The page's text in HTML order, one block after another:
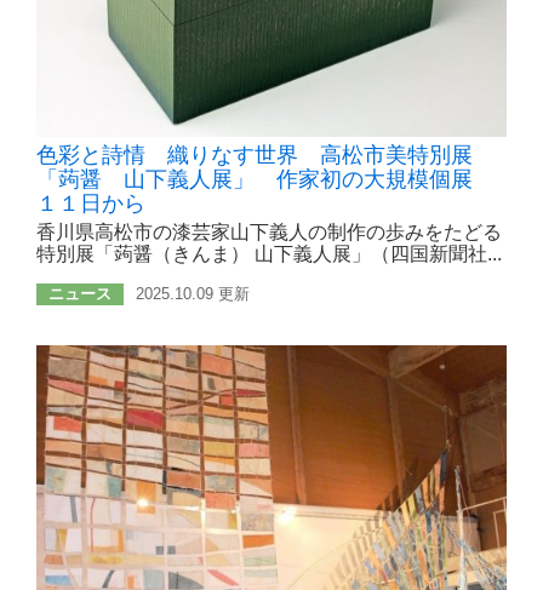
色彩と詩情 織りなす世界 高松市美特別展
「蒟醤 山下義人展」 作家初の大規模個展
１１日から
香川県高松市の漆芸家山下義人の制作の歩みをたどる
特別展「蒟醤（きんま） 山下義人展」（四国新聞社...
ニュース 2025.10.09 更新